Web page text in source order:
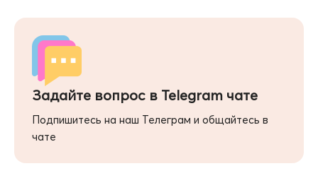
Задайте вопрос в Telegram чате
Подпишитесь на наш Телеграм и общайтесь в
чате